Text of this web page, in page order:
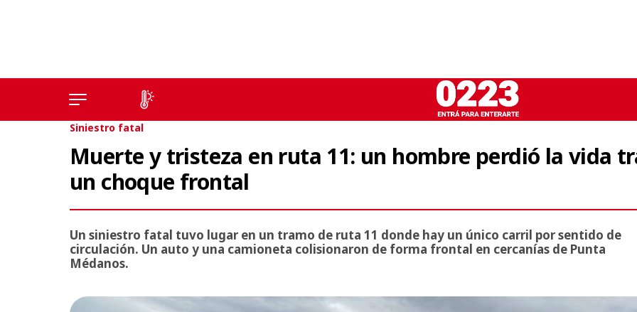
Siniestro fatal
Muerte y tristeza en ruta 11: un hombre perdió la vida
un choque frontal
Un siniestro fatal tuvo lugar en un tramo de ruta 11 donde hay un único carril por sentido de
circulación. Un auto y una camioneta colisionaron de forma frontal en cercanías de Punta
Médanos.